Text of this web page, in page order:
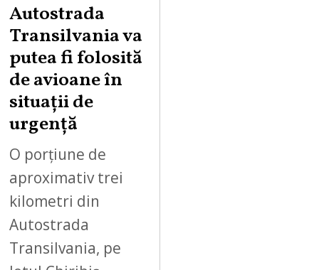
T
8
Autostrada
Transilvania va
putea fi folosită
de avioane în
situații de
urgență
O porțiune de
aproximativ trei
kilometri din
Autostrada
Transilvania, pe